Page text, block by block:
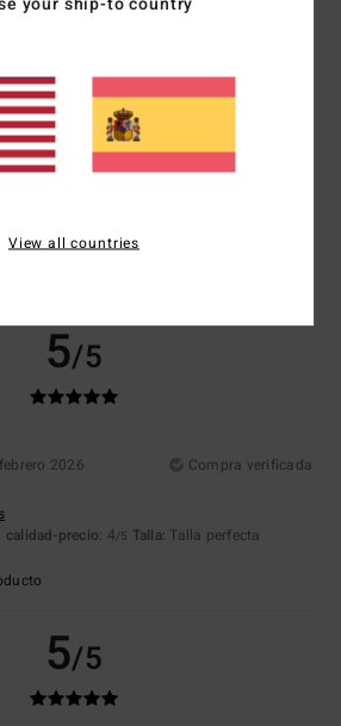
5 /5
calidad-precio: 5
5/5
2026
Compra verificada
calidad-precio: 4/5 Talla: Talla perfecta
5/5
View all countries